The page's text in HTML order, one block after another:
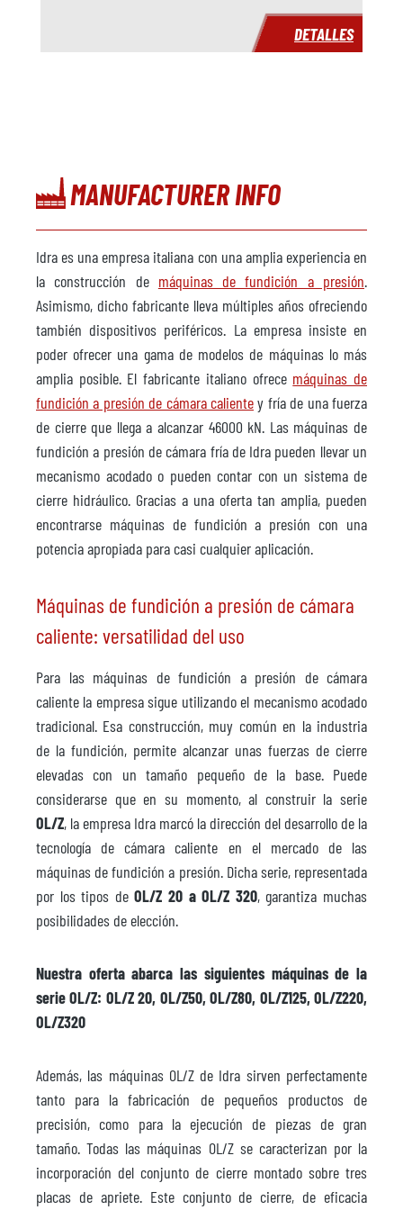
inmediatamenteDETALLES
MANUFACTURER INFO
Idra es una empresa italiana con una amplia experiencia en
la construcción de máquinas de fundición a presión.
Asimismo, dicho fabricante lleva múltiples años ofreciendo
también dispositivos periféricos. La empresa insiste en
poder ofrecer una gama de modelos de máquinas lo más
amplia posible. El fabricante italiano ofrece máquinas de
fundición a presión de cámara calientey fría de una fuerza
de cierre que llega a alcanzar 46000 kN. Las máquinas de
fundición a presión de cámara fría de Idra pueden llevar un
mecanismo acodado o pueden contar con un sistema de
cierre hidráulico. Gracias a una oferta tan amplia, pueden
encontrarse máquinas de fundición a presión con una
potencia apropiada para casi cualquier aplicación.
Máquinas de fundición a presión de cámara
caliente: versatilidad del uso
Para las máquinas de fundición a presión de cámara
caliente la empresa sigue utilizando el mecanismo acodado
tradicional. Esa construcción, muy común en la industria
de la fundición, permite alcanzar unas fuerzas de cierre
elevadas con un tamaño pequeño de la base. Puede
considerarse que en su momento, al construir la serie
OL/Z, la empresa Idra marcó la dirección del desarrollo de la
tecnología de cámara caliente en el mercado de las
máquinas de fundición a presión. Dicha serie, representada
por los tipos deOL/Z 20 a OL/Z 320, garantiza muchas
posibilidades de elección.
Nuestra oferta abarca las siguientes máquinas de la
serie OL/Z: OL/Z 20, OL/Z50, OL/Z80, OL/Z125, OL/Z220,
OL/Z320
Además, las máquinas OL/Z de Idra sirven perfectamente
tanto para la fabricación de pequeños productos de
precisión, como para la ejecución de piezas de gran
tamaño. Todas las máquinas OL/Z se caracterizan por la
incorporación del conjunto de cierre montado sobre tres
placas de apriete. Este conjunto de cierre, de eficacia